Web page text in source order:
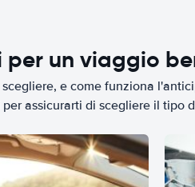
un viaggio
e come funziona
assicurarti di scegliere il tipo